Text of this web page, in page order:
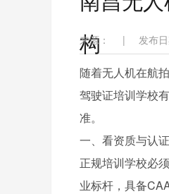
构
来源： | 发布
随着无人机在航
驾驶证培训学校
准。
一、看资质与认证
正规培训学校必
业标杆，具备